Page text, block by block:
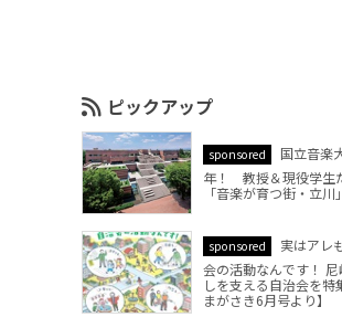
ピックアップ
sponsored
国立音楽
年！ 教授＆現役学生
「音楽が育つ街・立
sponsored
実はアレ
会の活動なんです！ 尼
しを支える自治会を特
まがさき6月号より】